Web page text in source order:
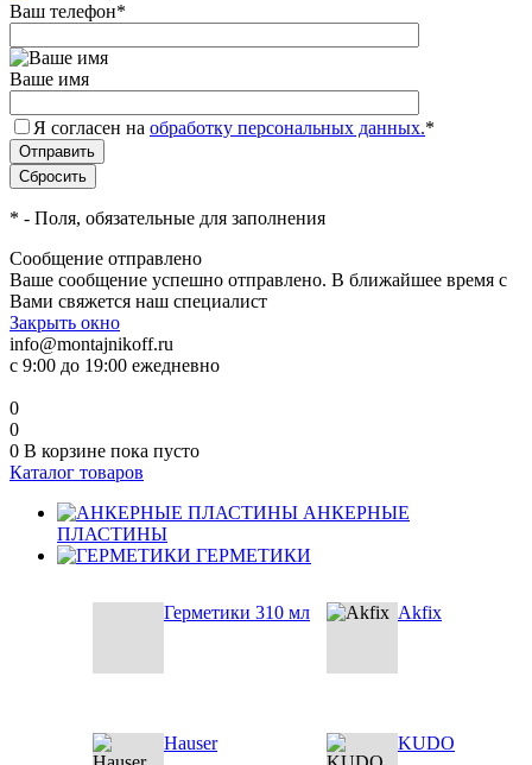
Ваш телефон*
Ваше имя
Я согласен на обработку персональных данных.*
* - Поля, обязательные для заполнения
Сообщение отправлено
Ваше сообщение успешно отправлено. В ближайшее время с
Вами свяжется наш специалист
Закрыть окно
info@montajnikoff.ru
с 9:00 до 19:00 ежедневно
0
0
0 В корзине пока пусто
Каталог товаров
АНКЕРНЫЕ
ПЛАСТИНЫ
ГЕРМЕТИКИ
Герметики 310 мл Akfix
Hauser KUDO